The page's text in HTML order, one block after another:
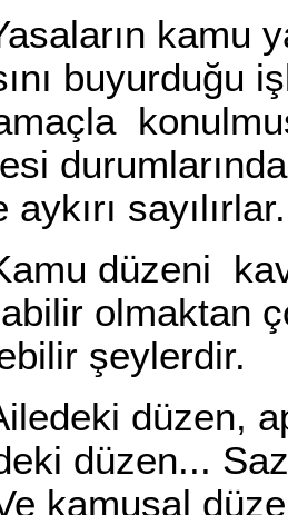
kamu
buyurduğu
sayılırlar.
olmaktan
şeylerdir.
düzen,
düzen...
kamusal